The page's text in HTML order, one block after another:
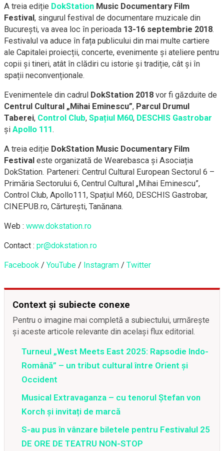
A treia ediție DokStation Music Documentary Film
Festival , singurul festival de documentare muzicale din
București, va avea loc în perioada 13-16 septembrie 2018.
Festivalul va aduce în fața publicului din mai multe cartiere
ale Capitalei proiecții, concerte, evenimente și ateliere pentru
copii și tineri, atât în clădiri cu istorie și tradiție, cât și în
spații neconvenționale.
Evenimentele din cadrul DokStation 2018 vor fi găzduite de
Centrul Cultural „Mihai Eminescu”, Parcul Drumul
Taberei, Control Club, Spațiul M60, DESCHIS Gastrobar
și Apollo 111.
A treia ediție DokStation Music Documentary Film
Festival este organizată de Wearebasca și Asociația
DokStation. Parteneri: Centrul Cultural European Sectorul 6 –
Primăria Sectorului 6, Centrul Cultural „Mihai Eminescu”,
Control Club, Apollo111, Spațiul M60, DESCHIS Gastrobar,
CINEPUB.ro, Cărturești, Tanănana.
Web : www.dokstation.ro
Contact : pr@dokstation.ro
Facebook /YouTube / Instagram / Twitter
Context și subiecte conexe
Pentru o imagine mai completă a subiectului, urmărește
și aceste articole relevante din același flux editorial.
Turneul „West Meets East 2025: Rapsodie Indo-
Română” – un tribut cultural între Orient și
Occident
Musical Extravaganza – cu tenorul Ștefan von
Korch și invitați de marcă
S-au pus în vânzare biletele pentru Festivalul 25
DE ORE DE TEATRU NON-STOP